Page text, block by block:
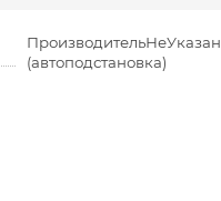
ПроизводительНеУказан
(автоподстановка)